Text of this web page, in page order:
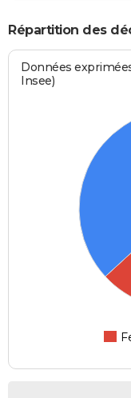
Répartition des
Données
Insee)